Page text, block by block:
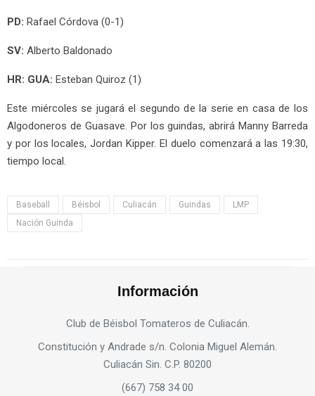
PD: Rafael Córdova (0-1)
SV: Alberto Baldonado
HR: GUA: Esteban Quiroz (1)
Este miércoles se jugará el segundo de la serie en casa de los
Algodoneros de Guasave. Por los guindas, abrirá Manny Barreda
y por los locales, Jordan Kipper. El duelo comenzará a las 19:30,
tiempo local.
Baseball Béisbol Culiacán Guindas
LMP
Nación Guinda
Información
Club de Béisbol Tomateros de Culiacán.
Constitución y Andrade s/n. Colonia Miguel Alemán.
Culiacán Sin. C.P. 80200
(667) 758 34 00